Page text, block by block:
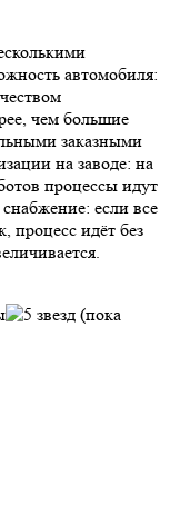
автомобиля:
чем большие
заказными
на заводе: на
процессы идут
если все
процесс идёт без
(пока